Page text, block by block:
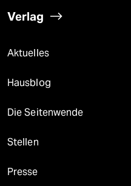
Verlag
Aktuelles
Hausblog
Die Seitenwende
Stellen
Presse